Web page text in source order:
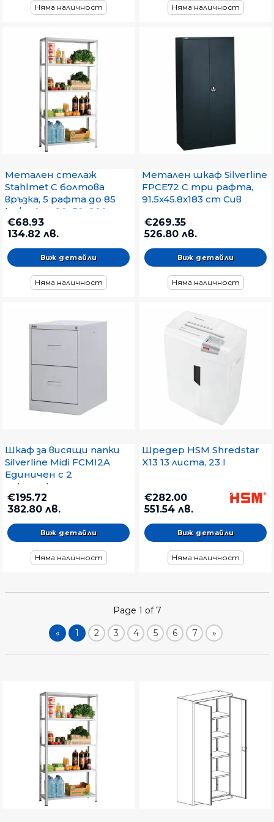
Няма наличност Няма наличност
Метален стелаж
Stahlmet С болтова
връзка, 5 рафта до 85
kg/рафт, 90х30х200 cm
Бял
€68.93
134.82 лв.
Виж детайли
Няма наличност
Метален шкаф Silverline
FPCE72 С три рафта,
91.5x45.8x183 cm Сив
€269.35
526.80 лв.
Виж детайли
Няма наличност
Шкаф за висящи папки
Silverline Midi FCMI2A
Единичен с 2
чекмеджета,
39.8x62.2x71.1 cm, Сив
€195.72
382.80 лв.
Виж детайли
Няма наличност
Шредер HSM Shredstar
X13 13 листа, 23 l
€282.00
551.54 лв.
Виж детайли
Няма наличност
Page 1 of 7
« 1 2 3 4 5 6 7 »